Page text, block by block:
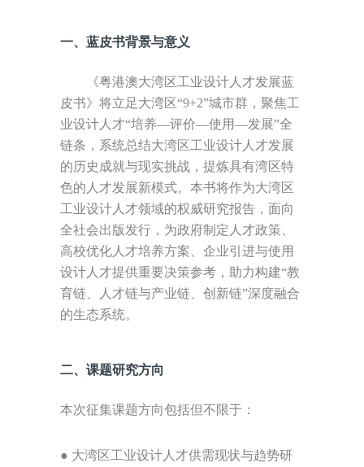
一、蓝皮书背景与意义
《粤港澳大湾区工业设计人才发展蓝
皮书》将立足大湾区“9+2”城市群，聚焦工
业设计人才“培养—评价—使用—发展”全
链条，系统总结大湾区工业设计人才发展
的历史成就与现实挑战，提炼具有湾区特
色的人才发展新模式。本书将作为大湾区
工业设计人才领域的权威研究报告，面向
全社会出版发行，为政府制定人才政策、
高校优化人才培养方案、企业引进与使用
设计人才提供重要决策参考，助力构建“教
育链、人才链与产业链、创新链”深度融合
的生态系统。
二、课题研究方向
本次征集课题方向包括但不限于：
● 大湾区工业设计人才供需现状与趋势研